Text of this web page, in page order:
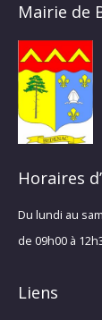
Mairie de
Horaires
Du lundi au
de 09h00 à
Liens